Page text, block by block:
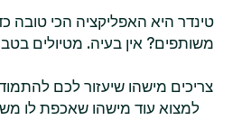
טינדר היא האפליקציה הכי טובה
משותפים? אין בעיה. מטיולים
צריכים מישהו שיעזור לכם